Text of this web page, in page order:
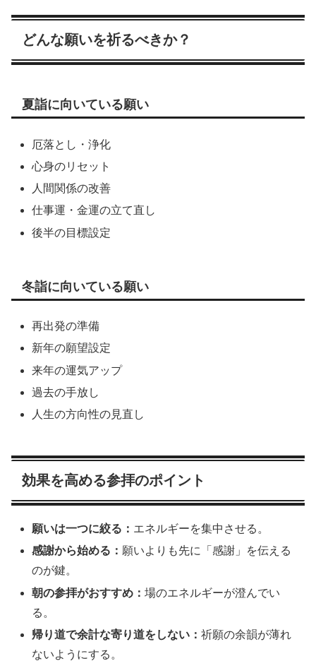
どんな願いを祈るべきか？
夏詣に向いている願い
厄落とし・浄化
心身のリセット
人間関係の改善
仕事運・金運の立て直し
後半の目標設定
冬詣に向いている願い
再出発の準備
新年の願望設定
来年の運気アップ
過去の手放し
人生の方向性の見直し
効果を高める参拝のポイント
願いは一つに絞る： エネルギーを集中させる。
感謝から始める： 願いよりも先に「感謝」を伝える
のが鍵。
朝の参拝がおすすめ：場のエネルギーが澄んでい
る。
帰り道で余計な寄り道をしない：祈願の余韻が薄れ
ないようにする。